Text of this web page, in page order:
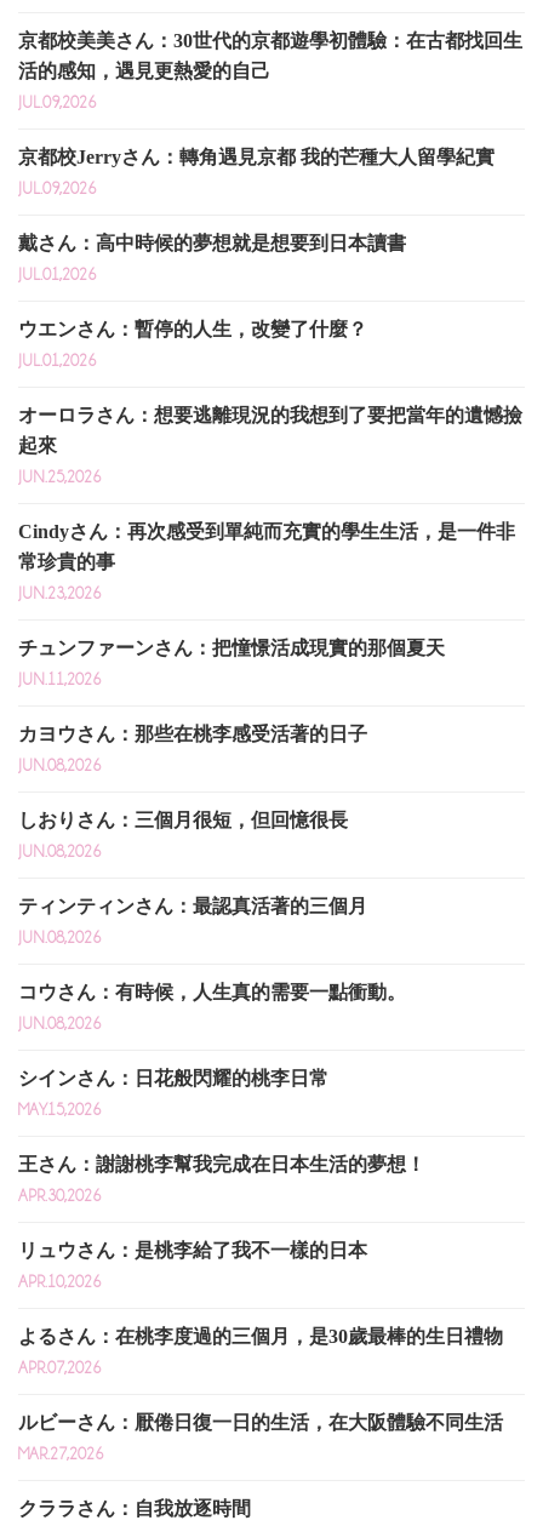
京都校美美さん：30世代的京都遊學初體驗：在古都找回生
活的感知，遇見更熱愛的自己
JUL.09,2026
京都校Jerryさん：轉角遇見京都 我的芒種大人留學紀實
JUL.09,2026
戴さん：高中時候的夢想就是想要到日本讀書
JUL.01,2026
ウエンさん：暫停的人生，改變了什麼？
JUL.01,2026
オーロラさん：想要逃離現況的我想到了要把當年的遺憾撿
起來
JUN.25,2026
Cindyさん：再次感受到單純而充實的學生生活，是一件非
常珍貴的事
JUN.23,2026
チュンファーンさん：把憧憬活成現實的那個夏天
JUN.11,2026
カヨウさん：那些在桃李感受活著的日子
JUN.08,2026
しおりさん：三個月很短，但回憶很長
JUN.08,2026
ティンティンさん：最認真活著的三個月
JUN.08,2026
コウさん：有時候，人生真的需要一點衝動。
JUN.08,2026
シインさん：日花般閃耀的桃李日常
MAY.15,2026
王さん：謝謝桃李幫我完成在日本生活的夢想！
APR.30,2026
リュウさん：是桃李給了我不一樣的日本
APR.10,2026
よるさん：在桃李度過的三個月，是30歲最棒的生日禮物
APR.07,2026
ルビーさん：厭倦日復一日的生活，在大阪體驗不同生活
MAR.27,2026
クララさん：自我放逐時間